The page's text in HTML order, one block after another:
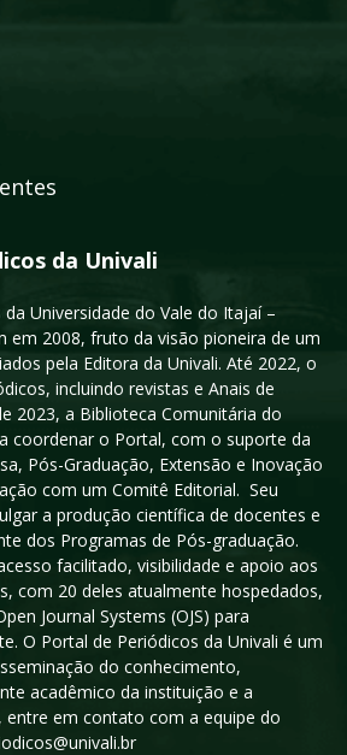
da Univali
Universidade do Vale do Itajaí –
em 2008, fruto da visão pioneira de um
pela Editora da Univali. Até 2022, o
incluindo revistas e Anais de
2023, a Biblioteca Comunitária do
coordenar o Portal, com o suporte da
Pós-Graduação, Extensão e Inovação
com um Comitê Editorial. Seu
a produção científica de docentes e
dos Programas de Pós-graduação.
facilitado, visibilidade e apoio aos
com 20 deles atualmente hospedados,
Journal Systems (OJS) para
O Portal de Periódicos da Univali é um
do conhecimento,
acadêmico da instituição e a
em contato com a equipe do